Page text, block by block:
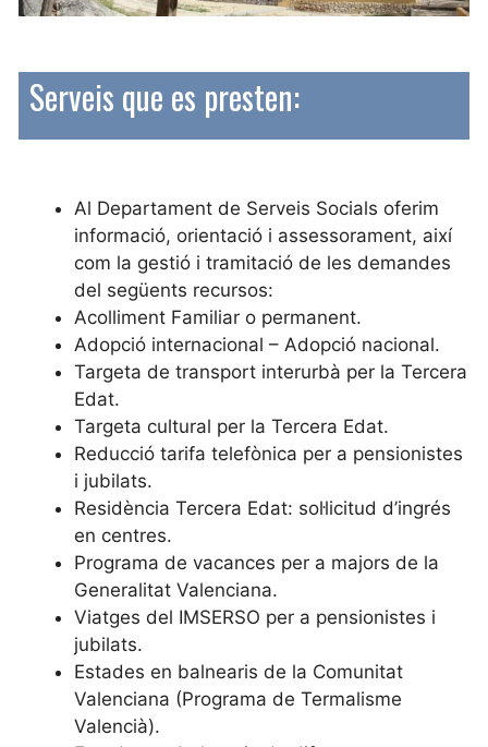
Serveis que es presten:
Al Departament de Serveis Socials oferim
informació, orientació i assessorament, així
com la gestió i tramitació de les demandes
del següents recursos:
Acolliment Familiar o permanent.
Adopció internacional – Adopció nacional.
Targeta de transport interurbà per la Tercera
Edat.
Targeta cultural per la Tercera Edat.
Reducció tarifa telefònica per a pensionistes
i jubilats.
Residència Tercera Edat: sol·licitud d’ingrés
en centres.
Programa de vacances per a majors de la
Generalitat Valenciana.
Viatges del IMSERSO per a pensionistes i
jubilats.
Estades en balnearis de la Comunitat
Valenciana (Programa de Termalisme
Valencià).